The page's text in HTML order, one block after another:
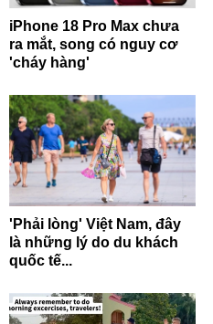
iPhone 18 Pro Max chưa
ra mắt, song có nguy cơ
'cháy hàng'
'Phải lòng' Việt Nam, đây
là những lý do du khách
quốc tế...